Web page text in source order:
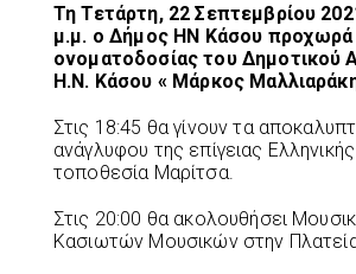
Τη Τετάρτη, 22 Σεπτεμβρίου
μ.μ. ο Δήμος ΗΝ Κάσου προχωρά
ονοματοδοσίας του Δημοτικού
Η.Ν. Κάσου « Μάρκος
Στις 18:45 θα γίνουν τα
ανάγλυφου της επίγειας
τοποθεσία Μαρίτσα.
Στις 20:00 θα ακολουθήσει
Κασιωτών Μουσικών στην